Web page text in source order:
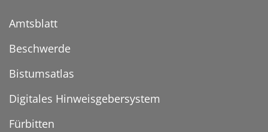
Amtsblatt
Beschwerde
Bistumsatlas
Digitales Hinweisgebersystem
Fürbitten